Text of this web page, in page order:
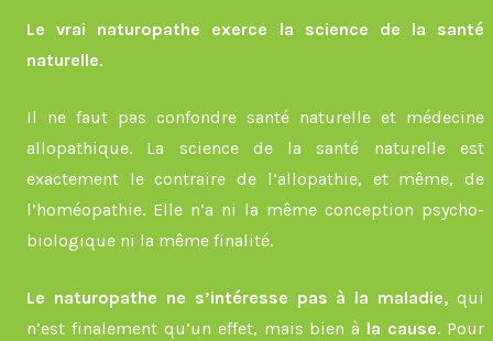
Le vrai naturopathe exerce la science de la santé
naturelle.
Il ne faut pas confondre santé naturelle et médecine
allopathique. La science de la santé naturelle est
exactement le contraire de l’allopathie, et même, de
l’homéopathie. Elle n’a ni la même conception psycho-
biologique ni la même finalité.
Le naturopathe ne s’intéresse pas à la maladie, qui
n’est finalement qu’un effet, mais bien à la cause. Pour